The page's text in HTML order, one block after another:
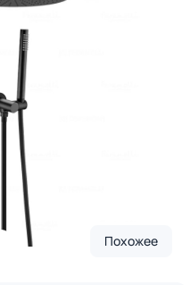
Похожее